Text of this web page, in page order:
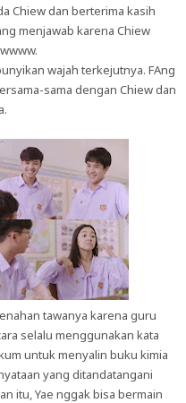
Chiew dan berterima kasih
menjawab karena Chiew
wajah terkejutnya. FAng
sama dengan Chiew dan
tawanya karena guru
selalu menggunakan kata
untuk menyalin buku kimia
yang ditandatangani
itu, Yae nggak bisa bermain